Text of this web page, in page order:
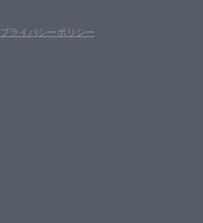
プライバシーポリシー